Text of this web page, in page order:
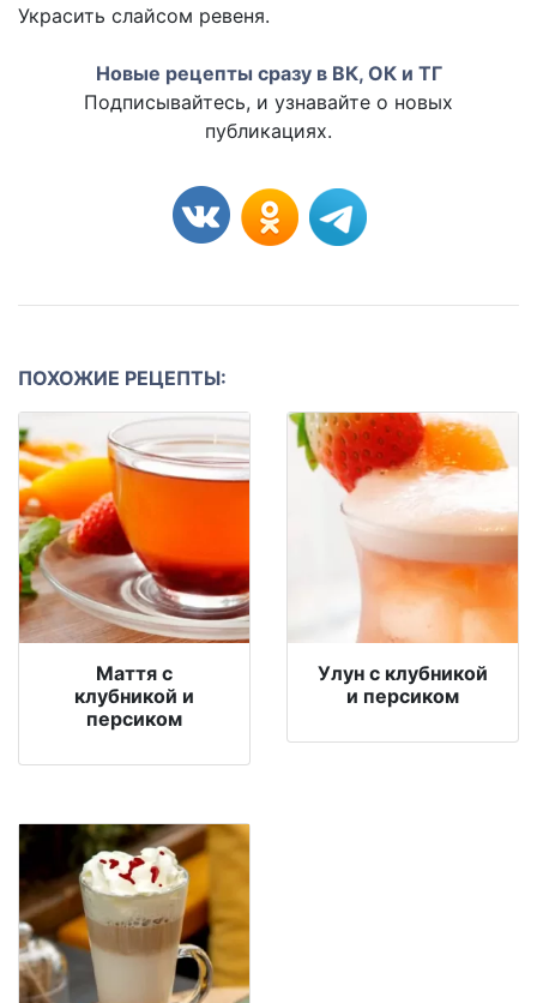
Украсить слайсом ревеня.
Новые рецепты сразу в ВК, ОК и ТГ
Подписывайтесь, и узнавайте о новых
публикациях.
ПОХОЖИЕ РЕЦЕПТЫ:
Маття с
клубникой и
персиком
Улун с клубникой
и персиком